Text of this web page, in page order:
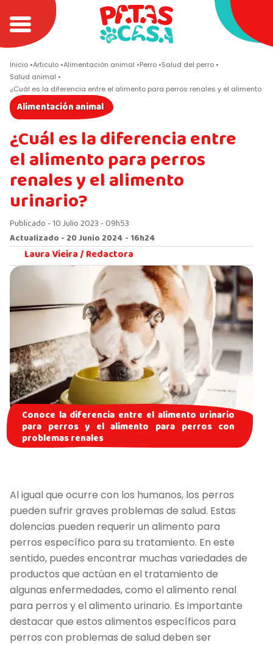
Inicio Articulo Alimentación animal Perro Salud del perro
Salud animal
¿Cuál es la diferencia entre el alimento para perros renales y el alimento
Alimentación animal
¿Cuál es la diferencia entre
el alimento para perros
renales y el alimento
urinario?
Publicado - 10 Julio 2023 - 09h53
Actualizado - 20 Junio 2024 - 16h24
Laura Vieira /Redactora
Conoce la diferencia entre el alimento urinario
para perros y el alimento para perros con
problemas renales
Al igual que ocurre con los humanos, los perros
pueden sufrir graves problemas de salud. Estas
dolencias pueden requerir un alimento para
perros específico para su tratamiento. En este
sentido, puedes encontrar muchas variedades de
productos que actúan en el tratamiento de
algunas enfermedades, como el alimento renal
para perros y el alimento urinario. Es importante
destacar que estos alimentos específicos para
perros con problemas de salud deben ser